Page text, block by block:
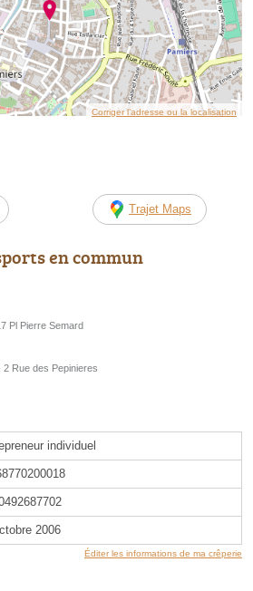
Corriger l’adresse ou la localisation
Trajet Maps
en commun
Pl Pierre Semard
2 Rue des Pepinieres
individuel
2006
Éditer les informations de ma crêperie